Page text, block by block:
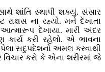
શાંતિ સ્થાપી શક્યું. સંસાર
રાક્ષસ ના રહ્યો. મને દેખાતા
આત્મારૂપ દેખાયા. મારી અંદર
કરી રહેલો. એ ભાવના
સદુપદેશનો અમલ કરવાથી
કરો કે એના શરીરમાં જે